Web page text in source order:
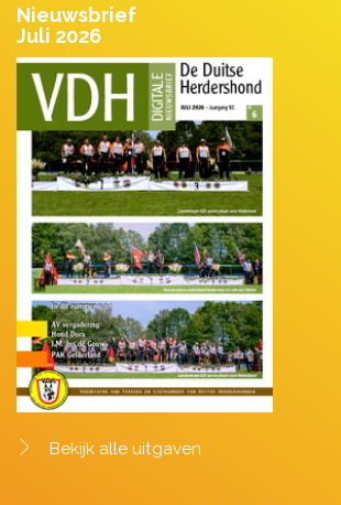
Nieuwsbrief
Juli 2026
Bekijk alle uitgaven